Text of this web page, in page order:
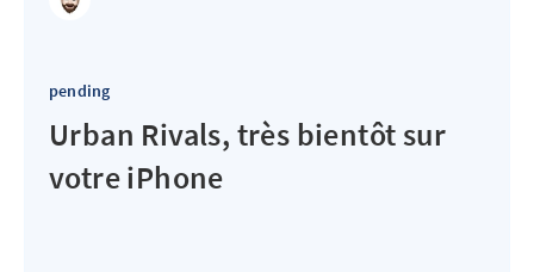
pending
Urban Rivals, très bientôt sur
votre iPhone